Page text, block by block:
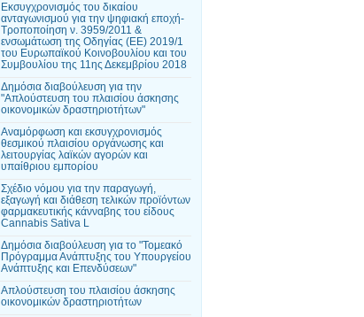
Εκσυγχρονισμός του δικαίου
ανταγωνισμού για την ψηφιακή εποχή-
Τροποποίηση ν. 3959/2011 &
ενσωμάτωση της Οδηγίας (ΕΕ) 2019/1
του Ευρωπαϊκού Κοινοβουλίου και του
Συμβουλίου της 11ης Δεκεμβρίου 2018
Δημόσια διαβούλευση για την
"Απλούστευση του πλαισίου άσκησης
οικονομικών δραστηριοτήτων"
Αναμόρφωση και εκσυγχρονισμός
θεσμικού πλαισίου οργάνωσης και
λειτουργίας λαϊκών αγορών και
υπαίθριου εμπορίου
Σχέδιο νόμου για την παραγωγή,
εξαγωγή και διάθεση τελικών προϊόντων
φαρμακευτικής κάνναβης του είδους
Cannabis Sativa L
Δημόσια διαβούλευση για το "Τομεακό
Πρόγραμμα Ανάπτυξης του Υπουργείου
Ανάπτυξης και Επενδύσεων"
Απλούστευση του πλαισίου άσκησης
οικονομικών δραστηριοτήτων